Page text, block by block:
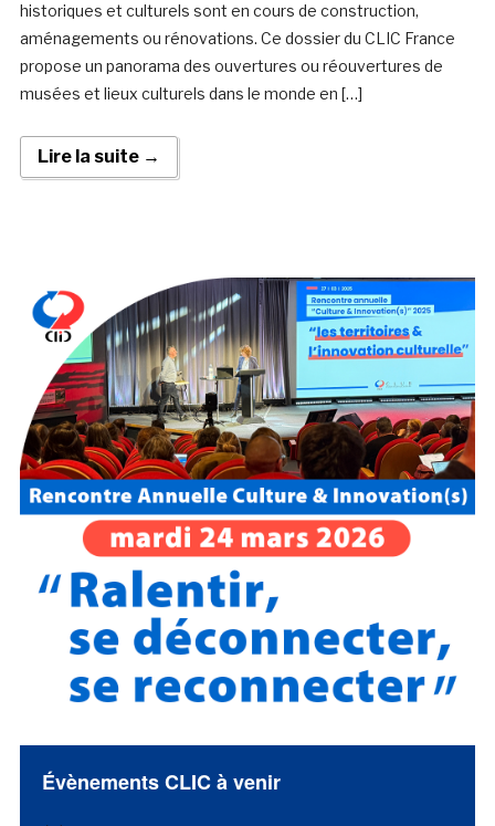
historiques et culturels sont en cours de construction,
aménagements ou rénovations. Ce dossier du CLIC France
propose un panorama des ouvertures ou réouvertures de
musées et lieux culturels dans le monde en […]
Lire la suite →
Évènements CLIC à venir